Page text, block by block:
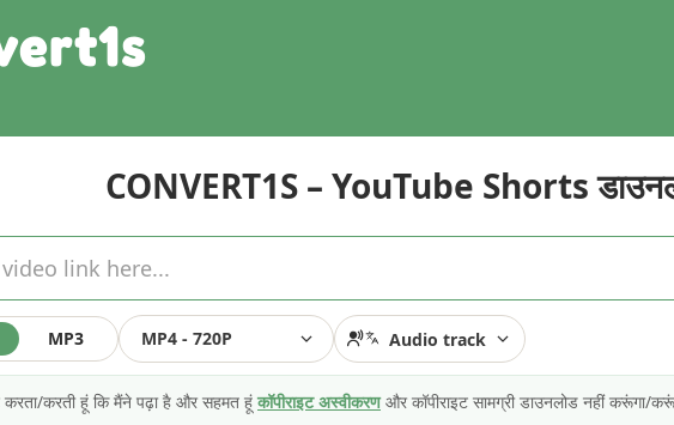
CONVERT1S – YouTube Shorts
MP3 MP4 - 720P Audio track
करता/करती हूं कि मैंने पढ़ा है और सहमत हूं कॉपीराइट अस्वीकरणऔर कॉपीराइट सामग्री डाउनलोड नहीं करूंगा/